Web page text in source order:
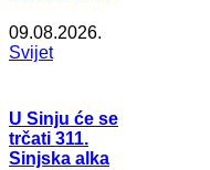
09.08.2026.
Svijet
U Sinju će se
trčati 311.
Sinjska alka